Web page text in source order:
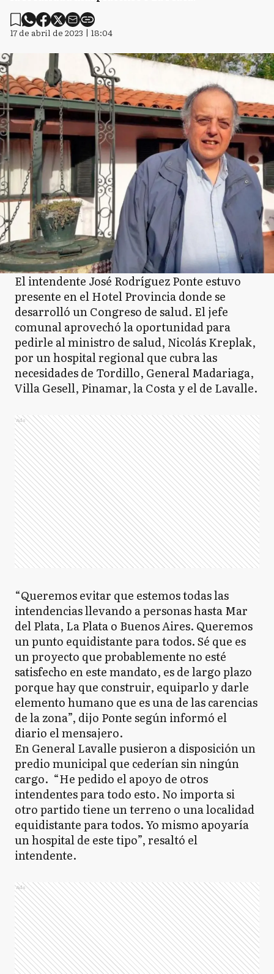
17 de abril de 2023 | 18:04
El intendente José Rodríguez Ponte estuvo
presente en el Hotel Provincia donde se
desarrolló un Congreso de salud. El jefe
comunal aprovechó la oportunidad para
pedirle al ministro de salud, Nicolás Kreplak,
por un hospital regional que cubra las
necesidades de Tordillo, General Madariaga,
Villa Gesell, Pinamar, la Costa y el de Lavalle.
Ads
“Queremos evitar que estemos todas las
intendencias llevando a personas hasta Mar
del Plata, La Plata o Buenos Aires. Queremos
un punto equidistante para todos. Sé que es
un proyecto que probablemente no esté
satisfecho en este mandato, es de largo plazo
porque hay que construir, equiparlo y darle
elemento humano que es una de las carencias
de la zona”, dijo Ponte según informó el
diario el mensajero.
En General Lavalle pusieron a disposición un
predio municipal que cederían sin ningún
cargo. “He pedido el apoyo de otros
intendentes para todo esto. No importa si
otro partido tiene un terreno o una localidad
equidistante para todos. Yo mismo apoyaría
un hospital de este tipo”, resaltó el
intendente.
Ads